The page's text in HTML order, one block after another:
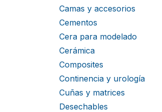
Camas y accesorios
Cementos
Cera para modelado
Cerámica
Composites
Continencia y urología
Cuñas y matrices
Desechables